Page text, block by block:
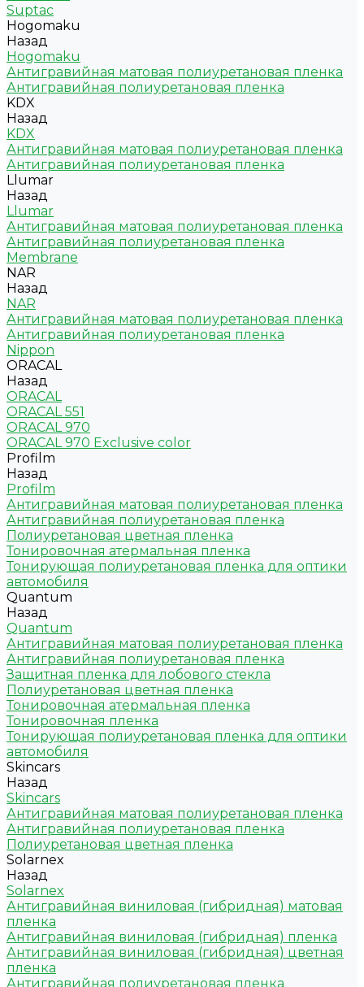
Suptac
Hogomaku
Назад
Hogomaku
Антигравийная матовая полиуретановая пленка
Антигравийная полиуретановая пленка
KDX
Назад
KDX
Антигравийная матовая полиуретановая пленка
Антигравийная полиуретановая пленка
Llumar
Назад
Llumar
Антигравийная матовая полиуретановая пленка
Антигравийная полиуретановая пленка
Membrane
NAR
Назад
NAR
Антигравийная матовая полиуретановая пленка
Антигравийная полиуретановая пленка
Nippon
ORACAL
Назад
ORACAL
ORACAL 551
ORACAL 970
ORACAL 970 Exclusive color
Profilm
Назад
Profilm
Антигравийная матовая полиуретановая пленка
Антигравийная полиуретановая пленка
Полиуретановая цветная пленка
Тонировочная атермальная пленка
Тонирующая полиуретановая пленка для оптики
автомобиля
Quantum
Назад
Quantum
Антигравийная матовая полиуретановая пленка
Антигравийная полиуретановая пленка
Защитная пленка для лобового стекла
Полиуретановая цветная пленка
Тонировочная атермальная пленка
Тонировочная пленка
Тонирующая полиуретановая пленка для оптики
автомобиля
Skincars
Назад
Skincars
Антигравийная матовая полиуретановая пленка
Антигравийная полиуретановая пленка
Полиуретановая цветная пленка
Solarnex
Назад
Solarnex
Антигравийная виниловая (гибридная) матовая
пленка
Антигравийная виниловая (гибридная) пленка
Антигравийная виниловая (гибридная) цветная
пленка
Антигравийная полиуретановая пленка